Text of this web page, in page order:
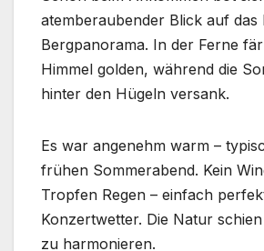
atemberaubender Blick auf das
Bergpanorama. In der Ferne
Himmel golden, während die
hinter den Hügeln versank.
Es war angenehm warm –
frühen Sommerabend. Kein
Tropfen Regen – einfach
Konzertwetter. Die Natur
zu harmonieren.